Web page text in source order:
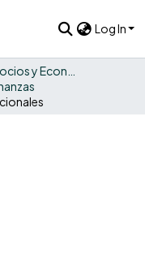
Log In